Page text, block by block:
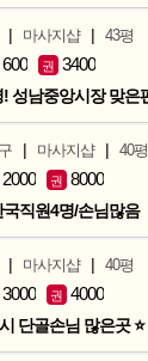
| 마사지샵 | 43평
600 권 3400
| 마사지샵 | 40평
2000 권 8000
직원4명/손님많음
| 마사지샵 | 40평
3000 권 4000
단골손님 많은곳 ⭐